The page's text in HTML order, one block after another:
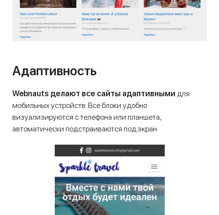
Адаптивность
Webnauts делают все сайты адаптивными для
мобильных устройств. Все блоки удобно
визуализируются с телефона или планшета,
автоматически подстраиваются под экран.